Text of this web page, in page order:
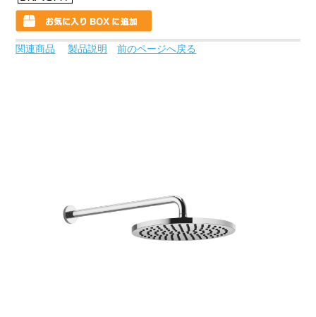
関連商品 製品説明 前のページへ戻る